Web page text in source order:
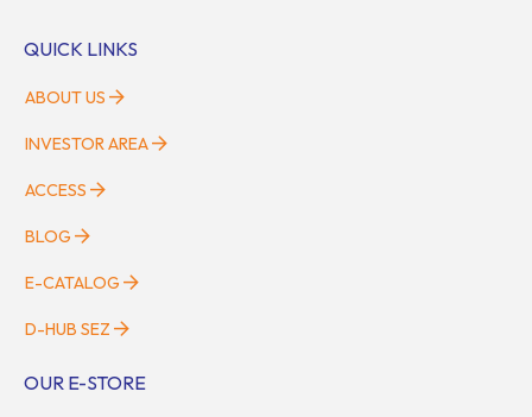
QUICK LINKS
ABOUT US
INVESTOR AREA
ACCESS
BLOG
E-CATALOG
D-HUB SEZ
OUR E-STORE